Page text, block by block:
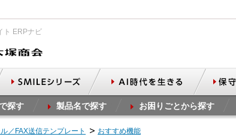
ト ERPナビ
探す 製品名で探す お困りごとから探す
／FAX送信テンプレート おすすめ機能